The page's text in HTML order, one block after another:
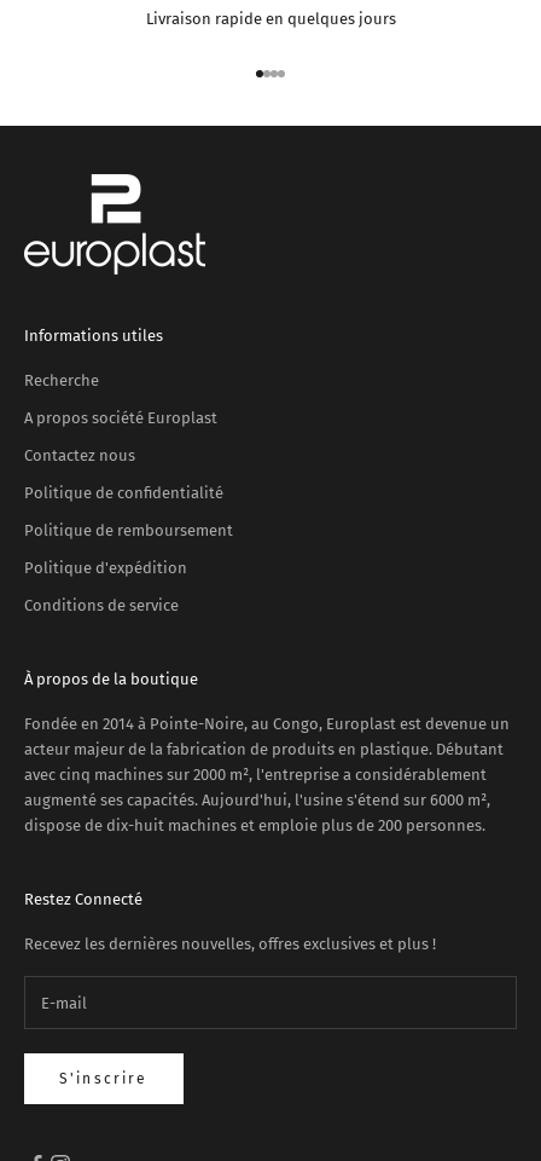
Livraison rapide en quelques jours
Aller à l'élément 1
Aller à l'élément 2
Aller à l'élément 3
Aller à l'élément 4
Informations utiles
Recherche
A propos société Europlast
Contactez nous
Politique de confidentialité
Politique de remboursement
Politique d'expédition
Conditions de service
À propos de la boutique
Fondée en 2014 à Pointe-Noire, au Congo, Europlast est devenue un
acteur majeur de la fabrication de produits en plastique. Débutant
avec cinq machines sur 2000 m², l'entreprise a considérablement
augmenté ses capacités. Aujourd'hui, l'usine s'étend sur 6000 m²,
dispose de dix-huit machines et emploie plus de 200 personnes.
Restez Connecté
Recevez les dernières nouvelles, offres exclusives et plus !
S'inscrire